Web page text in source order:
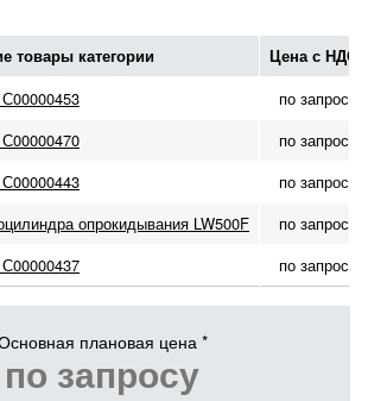
товары категории Цена с НДС
по запросу
по запросу
по запросу
опрокидывания LW500F
по запросу
по запросу
плановая цена *
по запросу